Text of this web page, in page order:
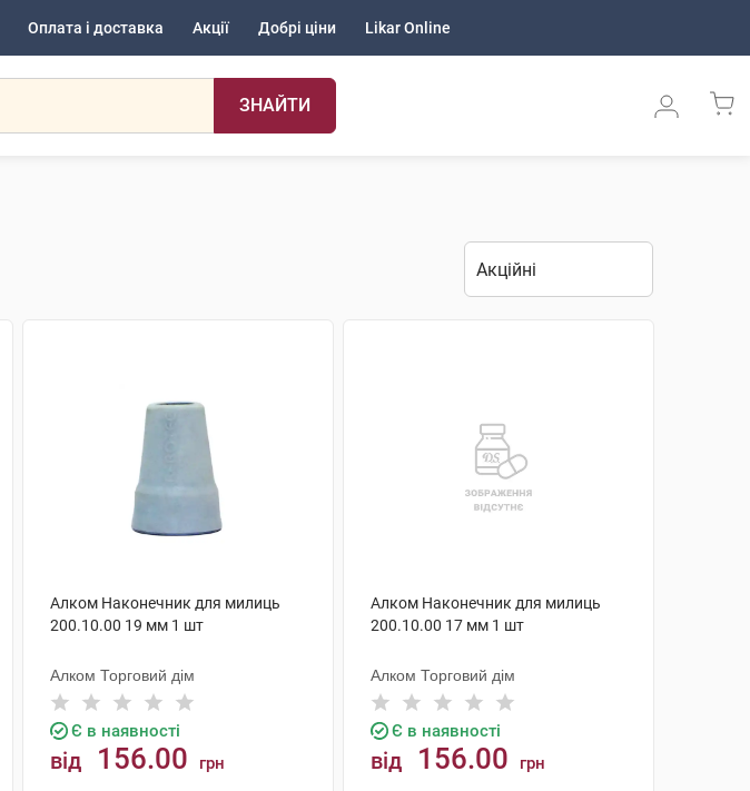
Оплата і доставка Акції Добрі ціни Likar Online
ЗНАЙТИ
Алком Наконечник для милиць
200.10.00 19 мм 1 шт
Алком Торговий дім
Є в наявності
від 156.00 грн
Алком Наконечник для милиць
200.10.00 17 мм 1 шт
Алком Торговий дім
Є в наявності
від 156.00 грн